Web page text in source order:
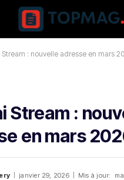
Stream : nouvelle adresse en mars
Stream :
en mars
janvier 29, 2026 Mis à jour: